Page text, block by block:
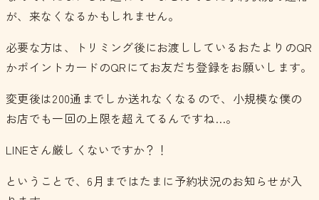
が、来なくなるかもしれません。
必要な方は、トリミング後にお渡ししているおたよりのQR
かポイントカードのQRにてお友だち登録をお願いします。
変更後は200通までしか送れなくなるので、小規模な僕の
お店でも一回の上限を超えてるんですね…。
LINEさん厳しくないですか？！
ということで、6月まではたまに予約状況のお知らせが入